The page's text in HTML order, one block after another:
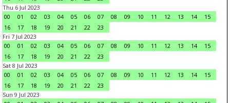
Thu 6 Jul 2023
00
01 02 03 04 05 06 07 08 09 10 11 12 13 14
15
16
17 18 19 20 21 22
23
Fri 7 Jul 2023
00
01 02 03 04 05 06 07 08 09 10 11 12 13 14
15
16
17 18 19 20 21 22
23
Sat 8 Jul 2023
00
01 02 03 04 05 06 07 08 09 10 11 12 13 14
15
16
17 18 19 20 21 22
23
Sun 9 Jul 2023